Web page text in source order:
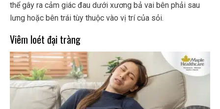
thể gây ra cảm giác đau dưới xương bả vai bên phải sau
lưng hoặc bên trái tùy thuộc vào vị trí của sỏi.
Viêm loét đại tràng